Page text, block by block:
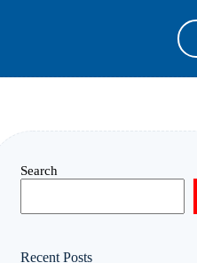
Search
Recent Posts